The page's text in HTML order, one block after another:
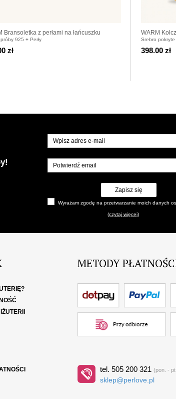
Bransoletka z perłami na łańcuszku
925 + Perły
zł
WARM
Srebro pokryte
398.00 zł
Zapisz się
Wyrażam zgodę na przetwarzanie moich danych
(czytaj więcej)
METODY
tel. 505 200 321 (pon. -
sklep@perlove.pl